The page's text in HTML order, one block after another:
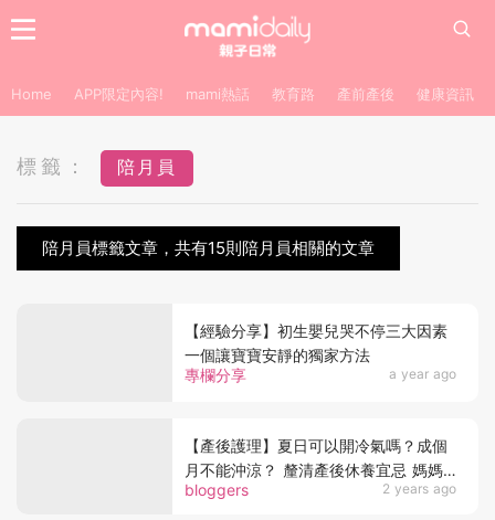
Home APP限定內容! mami熱話 教育路 產前產後 健康資訊
標籤： 陪月員
陪月員標籤文章，共有15則陪月員相關的文章
專欄分享 a year ago
【經驗分享】初生嬰兒哭不停三大因素
一個讓寶寶安靜的獨家方法
bloggers 2 years ago
【產後護理】夏日可以開冷氣嗎？成個
月不能沖涼？ 釐清產後休養宜忌 媽媽
安心坐月